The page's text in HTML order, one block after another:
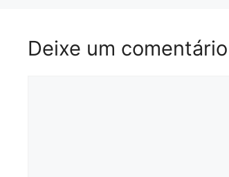
Deixe um comentário